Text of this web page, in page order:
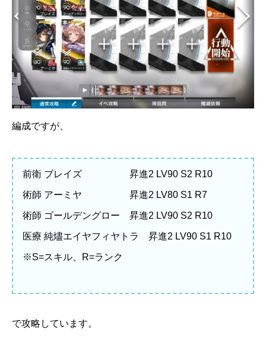
編成ですが、
前衛 ブレイズ 昇進2 LV90 S2 R10
術師 アーミヤ 昇進2 LV80 S1 R7
術師 ゴールデングロー 昇進2 LV90 S2 R10
医療 純燼エイヤフィヤトラ 昇進2 LV90 S1 R10
※S=スキル、R=ランク
で攻略しています。